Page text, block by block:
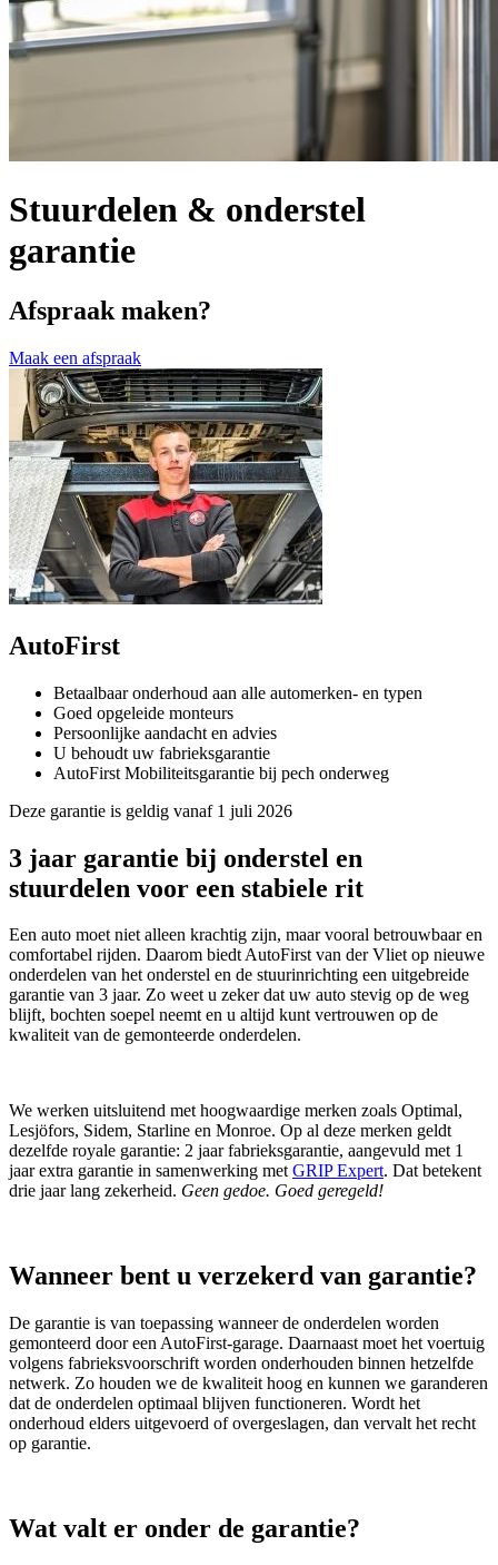
Stuurdelen & onderstel
garantie
Afspraak maken?
Maak een afspraak
AutoFirst
Betaalbaar onderhoud aan alle automerken- en typen
Goed opgeleide monteurs
Persoonlijke aandacht en advies
U behoudt uw fabrieksgarantie
AutoFirst Mobiliteitsgarantie bij pech onderweg
Deze garantie is geldig vanaf 1 juli 2026
3 jaar garantie bij onderstel en
stuurdelen voor een stabiele rit
Een auto moet niet alleen krachtig zijn, maar vooral betrouwbaar en
comfortabel rijden. Daarom biedt AutoFirst van der Vliet op nieuwe
onderdelen van het onderstel en de stuurinrichting een uitgebreide
garantie van 3 jaar. Zo weet u zeker dat uw auto stevig op de weg
blijft, bochten soepel neemt en u altijd kunt vertrouwen op de
kwaliteit van de gemonteerde onderdelen.
We werken uitsluitend met hoogwaardige merken zoals Optimal,
Lesjöfors, Sidem, Starline en Monroe. Op al deze merken geldt
dezelfde royale garantie: 2 jaar fabrieksgarantie, aangevuld met 1
jaar extra garantie in samenwerking metGRIP Expert. Dat betekent
drie jaar lang zekerheid. Geen gedoe. Goed geregeld!
Wanneer bent u verzekerd van garantie?
De garantie is van toepassing wanneer de onderdelen worden
gemonteerd door een AutoFirst‑garage. Daarnaast moet het voertuig
volgens fabrieksvoorschrift worden onderhouden binnen hetzelfde
netwerk. Zo houden we de kwaliteit hoog en kunnen we garanderen
dat de onderdelen optimaal blijven functioneren. Wordt het
onderhoud elders uitgevoerd of overgeslagen, dan vervalt het recht
op garantie.
Wat valt er onder de garantie?